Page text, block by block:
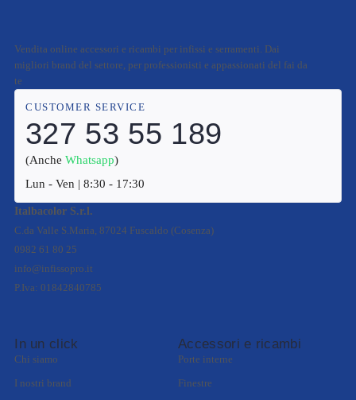
Vendita online accessori e ricambi per infissi e serramenti. Dai
migliori brand del settore, per professionisti e appassionati del fai da
te
CUSTOMER SERVICE
327 53 55 189
(AncheWhatsapp)
Lun - Ven | 8:30 - 17:30
Italbacolor S.r.l.
C.da Valle S.Maria, 87024 Fuscaldo (Cosenza)
0982 61 80 25
info@infissopro.it
P.Iva: 01842840785
In un click
Chi siamo
I nostri brand
Accessori e ricambi
Porte interne
Finestre